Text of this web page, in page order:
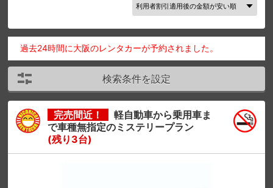
過去24時間に大阪のレンタカーが予約されました。
検索条件を設定
完売間近！
軽自動車から乗用車ま
で車種無指定のミステリープラン
(残り3台)